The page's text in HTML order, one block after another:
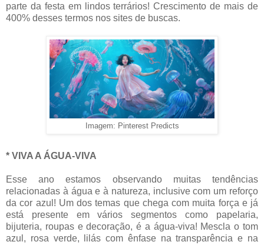
parte da festa em lindos terrários! Crescimento de mais de
400% desses termos nos sites de buscas.
Imagem: Pinterest Predicts
* VIVA A ÁGUA-VIVA
Esse ano estamos observando muitas tendências
relacionadas à água e à natureza, inclusive com um reforço
da cor azul! Um dos temas que chega com muita força e já
está presente em vários segmentos como papelaria,
bijuteria, roupas e decoração, é a água-viva! Mescla o tom
azul, rosa verde, lilás com ênfase na transparência e na